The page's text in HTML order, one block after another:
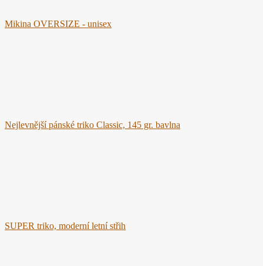
Mikina OVERSIZE - unisex
Nejlevnější pánské triko Classic, 145 gr. bavlna
SUPER triko, moderní letní střih